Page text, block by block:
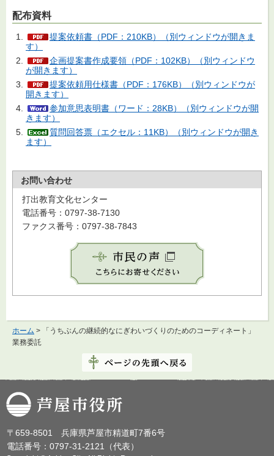
配布資料
提案依頼書（PDF：210KB）（別ウィンドウが開きま
す）
企画提案書作成要領（PDF：102KB）（別ウィンドウ
が開きます）
提案依頼用仕様書（PDF：176KB）（別ウィンドウが
開きます）
参加意思表明書（ワード：28KB）（別ウィンドウが開
きます）
質問回答票（エクセル：11KB）（別ウィンドウが開き
ます）
お問い合わせ
打出教育文化センター
電話番号：0797-38-7130
ファクス番号：0797-38-7843
ホーム > 「うちぶんの継続的なにぎわいづくりのためのコーディネート」
業務委託
芦屋市役所
〒659-8501 兵庫県芦屋市精道町7番6号
電話番号：0797-31-2121（代表）